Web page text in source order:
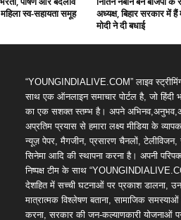
स्व-सहायता समूह
अध्यक्ष, बिहार सरकार में हैं
मोदी ने दी बधाई
“YOUNGINDIALIVE.COM” लाइव
साथ एक ऑनलाइन समाचार पोर्टल है, जो हिंदी
का एक सशक्त स्तम्भ है। अपने
अप्रतिम प्रयास से हमारा लक्ष्य मीडिया के
न्यूज़ पेपर, मैगजीन, प्रसारण चैनलों, टेलीविजन,
सिनेमा आदि की स्थापना करना है। अपनी
निष्पक्ष टीम के साथ
देशहित में सच्ची घटनाओं पर प्रकाश डालना,
मात्रात्मक विश्लेषण बताना, सामाजिक
करना, सरकार की जन-कल्याणकारी योजनाओं